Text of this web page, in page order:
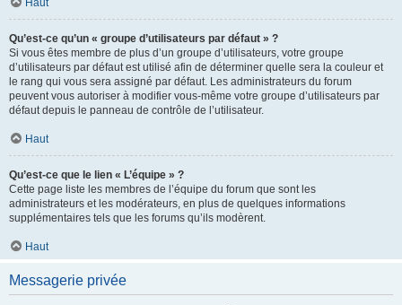
Haut
Qu’est-ce qu’un « groupe d’utilisateurs par défaut » ?
Si vous êtes membre de plus d’un groupe d’utilisateurs, votre groupe
d’utilisateurs par défaut est utilisé afin de déterminer quelle sera la couleur et
le rang qui vous sera assigné par défaut. Les administrateurs du forum
peuvent vous autoriser à modifier vous-même votre groupe d’utilisateurs par
défaut depuis le panneau de contrôle de l’utilisateur.
Haut
Qu’est-ce que le lien « L’équipe » ?
Cette page liste les membres de l’équipe du forum que sont les
administrateurs et les modérateurs, en plus de quelques informations
supplémentaires tels que les forums qu’ils modèrent.
Haut
Messagerie privée